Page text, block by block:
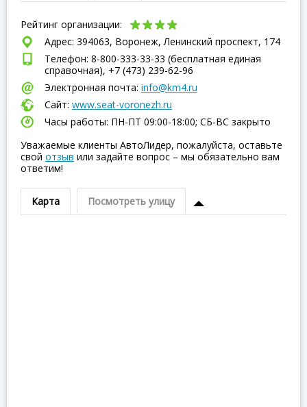
Рейтинг организации:
Адрес: 394063, Воронеж, Ленинский проспект, 174
Телефон: 8-800-333-33-33 (бесплатная единая
справочная), +7 (473) 239-62-96
Электронная почта: info@km4.ru
Сайт: www.seat-voronezh.ru
Часы работы: ПН-ПТ 09:00-18:00; СБ-ВC закрыто
Уважаемые клиенты АвтоЛидер, пожалуйста, оставьте
свой отзыв или задайте вопрос – мы обязательно вам
ответим!
Карта Посмотреть улицу